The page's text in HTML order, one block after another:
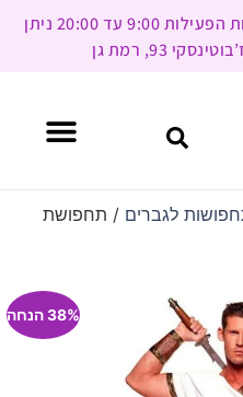
ניתן להגיע בתיאום מראש | בשעות הפעילות 9:00 עד 20:00 ניתן
93, רמת גן
לגברים / תחפושת
38% הנחה